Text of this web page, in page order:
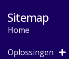
Sitemap
Home
Oplossingen